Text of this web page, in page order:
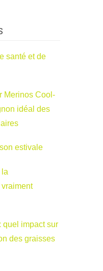
santé et de
Merinos Cool-
idéal des
estivale
la
quel impact sur
des graisses